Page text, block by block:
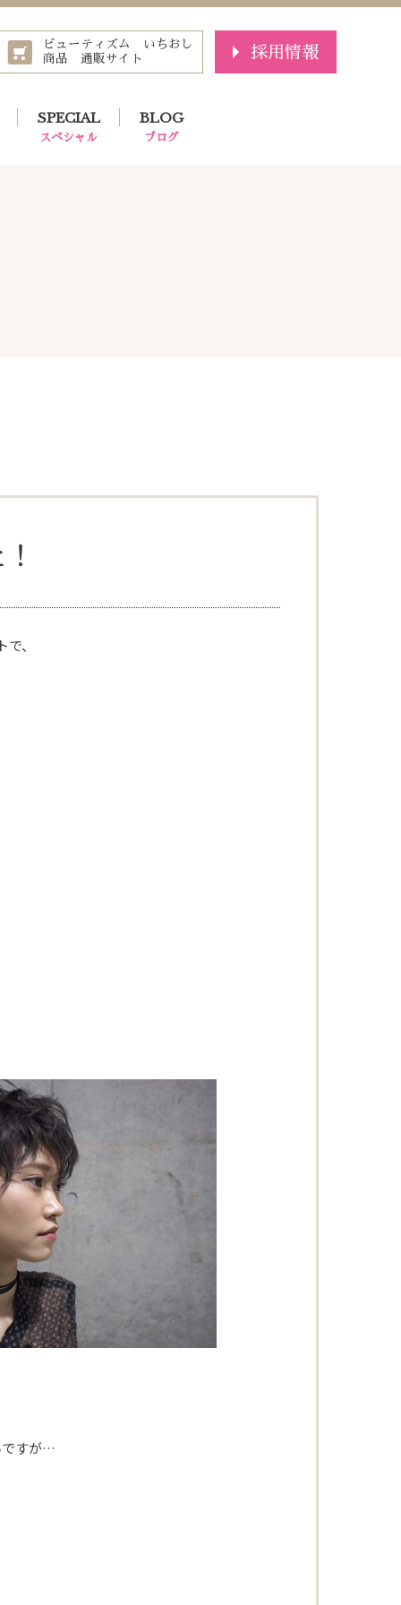
ビューティズム いちおし
商品 通販サイト
採用情報
SPECIAL
スペシャル
BLOG
ブログ
、
ですが…